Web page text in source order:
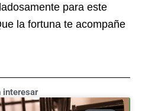
para este
la fortuna te acompañe
interesar